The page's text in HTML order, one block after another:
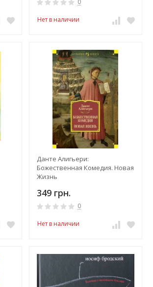
0
Нет в наличии
Данте Алигьери:
Божественная Комедия. Новая
Жизнь
349 грн.
0
Нет в наличии